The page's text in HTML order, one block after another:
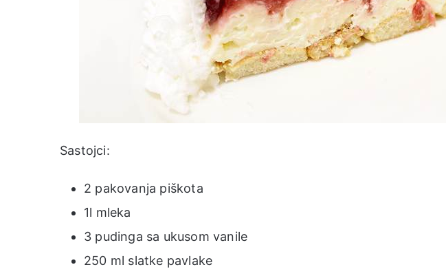
Sastojci:
2 pakovanja piškota
1l mleka
3 pudinga sa ukusom vanile
250 ml slatke pavlake